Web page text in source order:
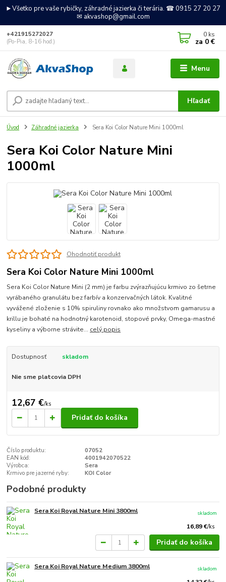
►Všetko pre vaše rybičky, záhradné jazierka či terária. ☎ 0915 27 20 27
✉ akvashop@gmail.com
Menu
Hľadať
+421915272027
(Po-Pia, 8-16 hod.)
0 ks
za 0 €
Úvod Záhradné jazierka Sera Koi Color Nature Mini 1000ml
Sera Koi Color Nature Mini
1000ml
Ohodnotiť produkt
Sera Koi Color Nature Mini 1000ml
Sera Koi Color Nature Mini (2 mm) je farbu zvýrazňujúcu krmivo zo šetrne
vyrábaného granulátu bez farbív a konzervačných látok. Kvalitné
vyvážené zloženie s 10% spiruliny rovnako ako množstvom gamarusu a
krillu je bohaté na hodnotný karotenoid, stopové prvky, Omega-mastné
kyseliny a výborne strávite... celý popis
Dostupnosť skladom
Nie sme platcovia DPH
12,67 €/ks
Pridať do košíka
Číslo produktu:
07052
EAN kód:
4001942070522
Výrobca:
Sera
Krmivo pre jazerné ryby:
KOI Color
Podobné produkty
Sera Koi Royal Nature Mini 3800ml
16,89 €/ks
skladom
Pridať do košíka
Sera Koi Royal Nature Medium 3800ml
skladom